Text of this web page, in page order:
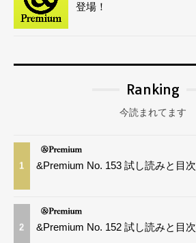
登場！
Ranking
今読まれてます
1 &Premium No. 153 試し読みと目次
2 &Premium No. 152 試し読みと目次